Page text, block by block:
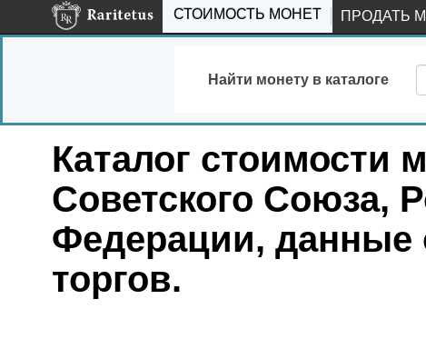
СТОИМОСТЬ МОНЕТ ПРОДАТЬ
Найти монету в каталоге
Каталог стоимости
Советского Союза,
Федерации, данные
торгов.